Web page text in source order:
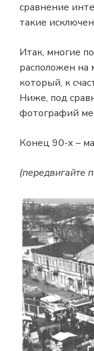
сравнение
такие
Итак, многие
расположен на
который, к
Ниже, под
фотографий
Конец 90-х –
(передвигайте